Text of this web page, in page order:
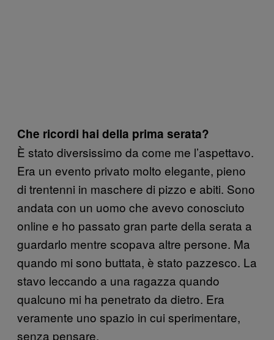
Che ricordi hai della prima serata?
È stato diversissimo da come me l’aspettavo.
Era un evento privato molto elegante, pieno
di trentenni in maschere di pizzo e abiti. Sono
andata con un uomo che avevo conosciuto
online e ho passato gran parte della serata a
guardarlo mentre scopava altre persone. Ma
quando mi sono buttata, è stato pazzesco. La
stavo leccando a una ragazza quando
qualcuno mi ha penetrato da dietro. Era
veramente uno spazio in cui sperimentare,
senza pensare.